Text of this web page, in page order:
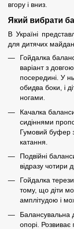
вгору і вниз.
Який вибрати
В Україні
для дитячих
Гойдалка
варіант з
посередині. У
обидва боки, і
ногами.
Качалка
сидіннями
Гумовий буфер
катання.
Подвійні
відразу чотири
Гойдалка
тому, що діти
амплітудою і
Балансувальна
опорі. Розвиває